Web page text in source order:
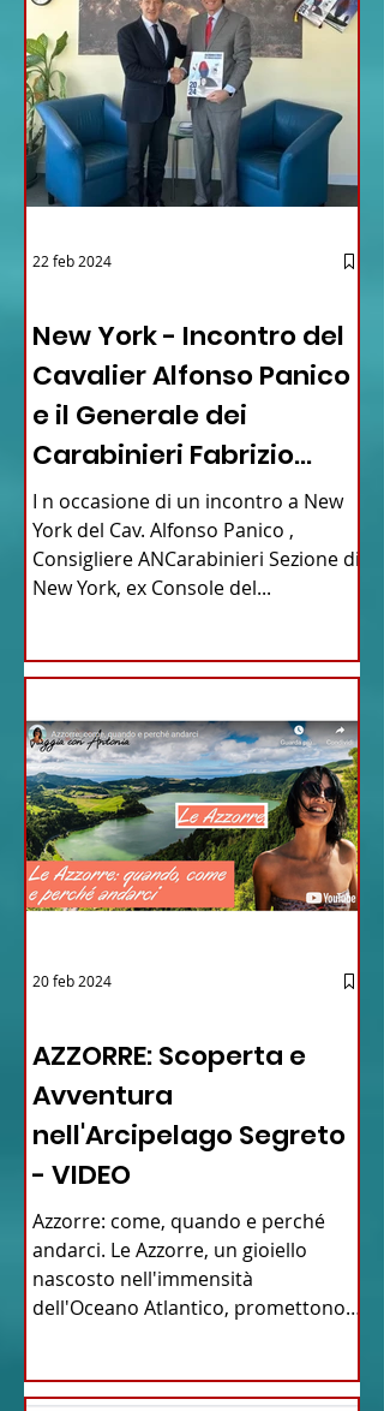
New York - Incontro del
Cavalier Alfonso Panico
e il Generale dei
Carabinieri Fabrizio
Parrulli
I n occasione di un incontro a New
York del Cav. Alfonso Panico ,
Consigliere ANCarabinieri Sezione di
New York, ex Console del...
22 feb 2024
AZZORRE: Scoperta e
Avventura
nell'Arcipelago Segreto
- VIDEO
Azzorre: come, quando e perché
andarci. Le Azzorre, un gioiello
nascosto nell'immensità
dell'Oceano Atlantico, promettono
20 feb 2024